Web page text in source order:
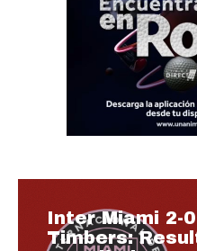
Inter Miami 2-
Timbers: